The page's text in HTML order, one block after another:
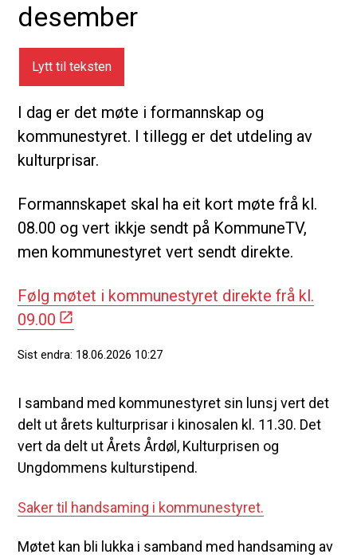
desember
Lytt til teksten
I dag er det møte i formannskap og
kommunestyret. I tillegg er det utdeling av
kulturprisar.
Formannskapet skal ha eit kort møte frå kl.
08.00 og vert ikkje sendt på KommuneTV,
men kommunestyret vert sendt direkte.
Følg møtet i kommunestyret direkte frå kl.
09.00
Sist endra 18.06.2026 10:27
I samband med kommunestyret sin lunsj vert det
delt ut årets kulturprisar i kinosalen kl. 11.30. Det
vert da delt ut Årets Årdøl, Kulturprisen og
Ungdommens kulturstipend.
Saker til handsaming i kommunestyret.
Møtet kan bli lukka i samband med handsaming av